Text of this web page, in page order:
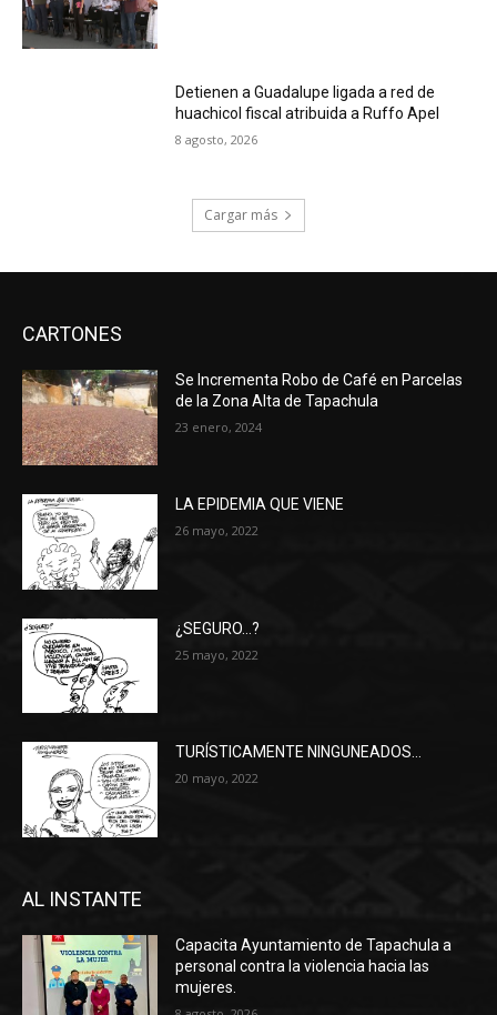
Detienen a Guadalupe ligada a red de
huachicol fiscal atribuida a Ruffo Apel
8 agosto, 2026
Cargar más
CARTONES
Se Incrementa Robo de Café en Parcelas
de la Zona Alta de Tapachula
23 enero, 2024
LA EPIDEMIA QUE VIENE
26 mayo, 2022
¿SEGURO…?
25 mayo, 2022
TURÍSTICAMENTE NINGUNEADOS…
20 mayo, 2022
AL INSTANTE
Capacita Ayuntamiento de Tapachula a
personal contra la violencia hacia las
mujeres.